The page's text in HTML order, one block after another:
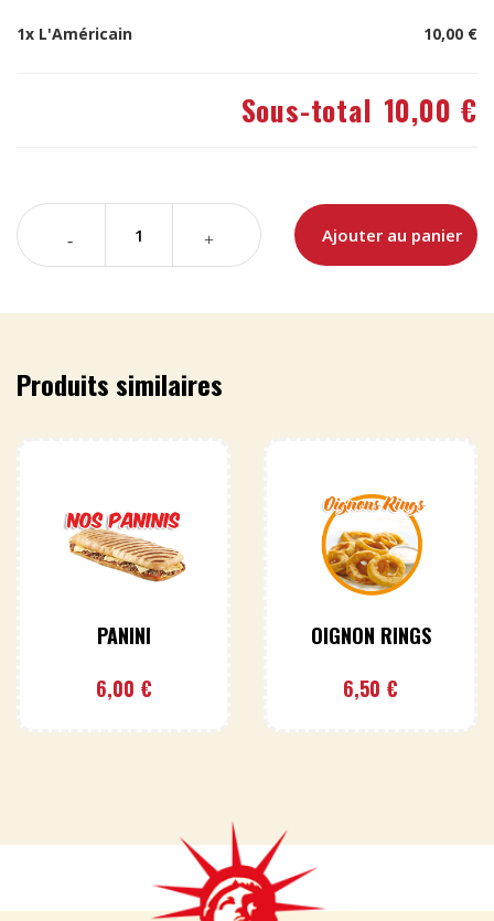
1x L'Américain 10,00 €
Sous-total 10,00 €
Ajouter au panier
Produits similaires
PANINI
6,00 €
OIGNON RINGS
6,50 €